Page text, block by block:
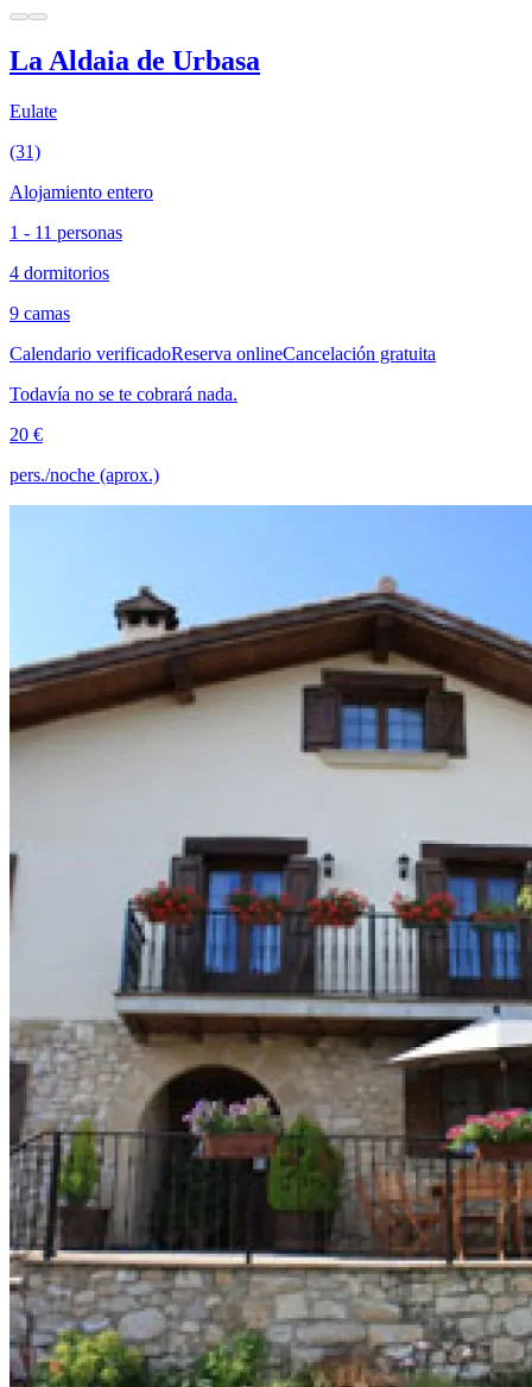
La Aldaia de Urbasa
Eulate
(31)
Alojamiento entero
1 - 11 personas
4 dormitorios
9 camas
Calendario verificadoReserva onlineCancelación gratuita
Todavía no se te cobrará nada.
20 €
pers./noche (aprox.)